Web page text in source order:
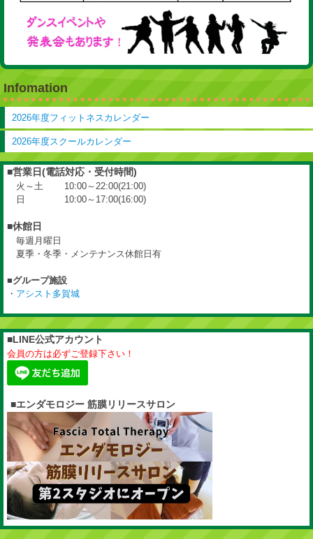
Infomation
2026年度フィットネスカレンダー
2026年度スクールカレンダー
■営業日(電話対応・受付時間)
火～土 10:00～22:00(21:00)
日 10:00～17:00(16:00)
■休館日
毎週月曜日
夏季・冬季・メンテナンス休館日有
■グループ施設
・ アシスト多賀城
■LINE公式アカウント
会員の方は必ずご登録下さい！
■エンダモロジー 筋膜リリースサロン